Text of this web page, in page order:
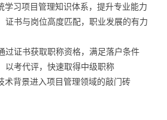
学习项目管理知识体系，提升专业能力
证书与岗位高度匹配，职业发展的有力
过证书获取职称资格，满足落户条件
以考代评，快速取得中级职称
术背景进入项目管理领域的敲门砖